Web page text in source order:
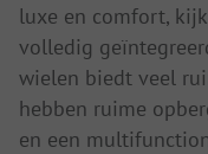
luxe en comfort,
volledig
wielen biedt veel
hebben ruime
en een